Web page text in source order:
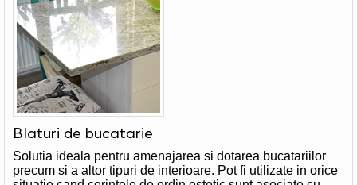
Blaturi de bucatarie
Solutia ideala pentru amenajarea si dotarea bucatariilor
precum si a altor tipuri de interioare. Pot fi utilizate in orice